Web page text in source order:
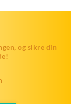
og sikre din